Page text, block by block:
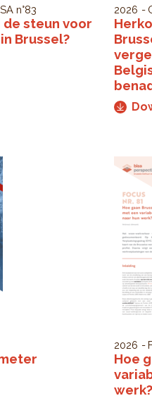
n°83
steun voor
Brussel?
2026
2026
Hoe
werk?